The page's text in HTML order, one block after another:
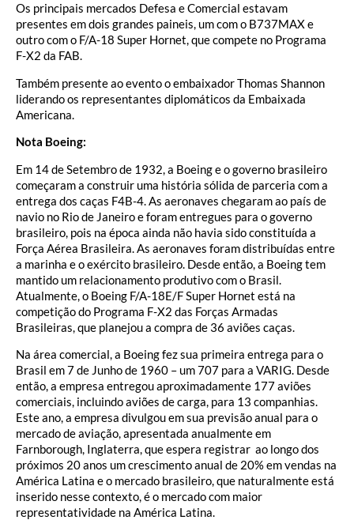
Os principais mercados Defesa e Comercial estavam
presentes em dois grandes paineis, um com o B737MAX e
outro com o F/A-18 Super Hornet, que compete no Programa
F-X2 da FAB.
Também presente ao evento o embaixador Thomas Shannon
liderando os representantes diplomáticos da Embaixada
Americana.
Nota Boeing:
Em 14 de Setembro de 1932, a Boeing e o governo brasileiro
começaram a construir uma história sólida de parceria com a
entrega dos caças F4B-4. As aeronaves chegaram ao país de
navio no Rio de Janeiro e foram entregues para o governo
brasileiro, pois na época ainda não havia sido constituída a
Força Aérea Brasileira. As aeronaves foram distribuídas entre
a marinha e o exército brasileiro. Desde então, a Boeing tem
mantido um relacionamento produtivo com o Brasil.
Atualmente, o Boeing F/A-18E/F Super Hornet está na
competição do Programa F-X2 das Forças Armadas
Brasileiras, que planejou a compra de 36 aviões caças.
Na área comercial, a Boeing fez sua primeira entrega para o
Brasil em 7 de Junho de 1960 – um 707 para a VARIG. Desde
então, a empresa entregou aproximadamente 177 aviões
comerciais, incluindo aviões de carga, para 13 companhias.
Este ano, a empresa divulgou em sua previsão anual para o
mercado de aviação, apresentada anualmente em
Farnborough, Inglaterra, que espera registrar ao longo dos
próximos 20 anos um crescimento anual de 20% em vendas na
América Latina e o mercado brasileiro, que naturalmente está
inserido nesse contexto, é o mercado com maior
representatividade na América Latina.